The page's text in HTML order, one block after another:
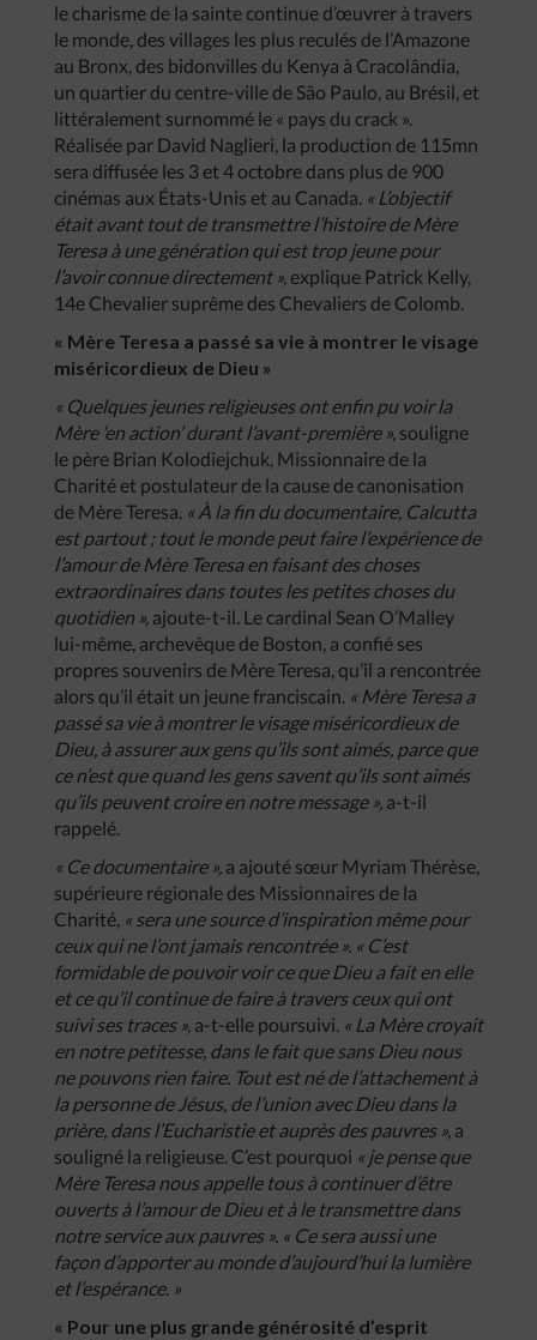
le charisme de la sainte continue d’œuvrer à travers
le monde, des villages les plus reculés de l’Amazone
au Bronx, des bidonvilles du Kenya à Cracolândia,
un quartier du centre-ville de São Paulo, au Brésil, et
littéralement surnommé le « pays du crack ».
Réalisée par David Naglieri, la production de 115mn
sera diffusée les 3 et 4 octobre dans plus de 900
cinémas aux États-Unis et au Canada. « L’objectif
était avant tout de transmettre l’histoire de Mère
Teresa à une génération qui est trop jeune pour
l’avoir connue directement », explique Patrick Kelly,
14e Chevalier suprême des Chevaliers de Colomb.
« Mère Teresa a passé sa vie à montrer le visage
miséricordieux de Dieu »
« Quelques jeunes religieuses ont enfin pu voir la
Mère ‘en action’ durant l’avant-première », souligne
le père Brian Kolodiejchuk, Missionnaire de la
Charité et postulateur de la cause de canonisation
de Mère Teresa. « À la fin du documentaire, Calcutta
est partout ; tout le monde peut faire l’expérience de
l’amour de Mère Teresa en faisant des choses
extraordinaires dans toutes les petites choses du
quotidien », ajoute-t-il. Le cardinal Sean O’Malley
lui-même, archevêque de Boston, a confié ses
propres souvenirs de Mère Teresa, qu’il a rencontrée
alors qu’il était un jeune franciscain. « Mère Teresa a
passé sa vie à montrer le visage miséricordieux de
Dieu, à assurer aux gens qu’ils sont aimés, parce que
ce n’est que quand les gens savent qu’ils sont aimés
qu’ils peuvent croire en notre message », a-t-il
rappelé.
« Ce documentaire », a ajouté sœur Myriam Thérèse,
supérieure régionale des Missionnaires de la
Charité, « sera une source d’inspiration même pour
ceux qui ne l’ont jamais rencontrée ». « C’est
formidable de pouvoir voir ce que Dieu a fait en elle
et ce qu’il continue de faire à travers ceux qui ont
suivi ses traces », a-t-elle poursuivi. « La Mère croyait
en notre petitesse, dans le fait que sans Dieu nous
ne pouvons rien faire. Tout est né de l’attachement à
la personne de Jésus, de l’union avec Dieu dans la
prière, dans l’Eucharistie et auprès des pauvres », a
souligné la religieuse. C’est pourquoi « je pense que
Mère Teresa nous appelle tous à continuer d’être
ouverts à l’amour de Dieu et à le transmettre dans
notre service aux pauvres ». « Ce sera aussi une
façon d’apporter au monde d’aujourd’hui la lumière
et l’espérance. »
« Pour une plus grande générosité d’esprit